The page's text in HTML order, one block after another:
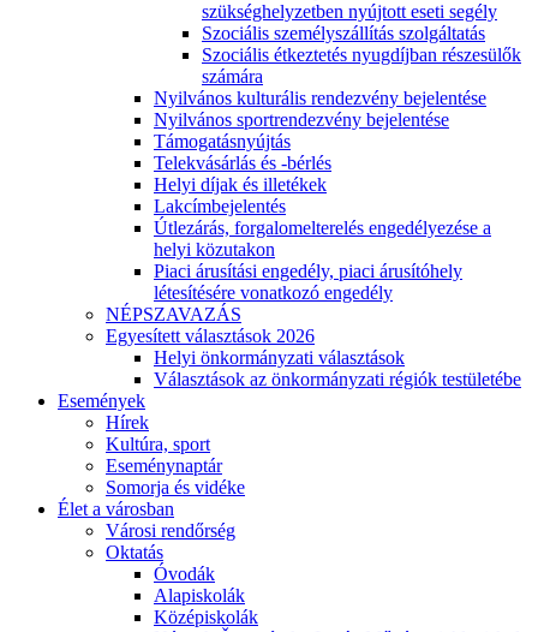
szükséghelyzetben nyújtott eseti segély
Szociális személyszállítás szolgáltatás
Szociális étkeztetés nyugdíjban részesülők
számára
Nyilvános kulturális rendezvény bejelentése
Nyilvános sportrendezvény bejelentése
Támogatásnyújtás
Telekvásárlás és -bérlés
Helyi díjak és illetékek
Lakcímbejelentés
Útlezárás, forgalomelterelés engedélyezése a
helyi közutakon
Piaci árusítási engedély, piaci árusítóhely
létesítésére vonatkozó engedély
NÉPSZAVAZÁS
Egyesített választások 2026
Helyi önkormányzati választások
Választások az önkormányzati régiók testületébe
Események
Hírek
Kultúra, sport
Eseménynaptár
Somorja és vidéke
Élet a városban
Városi rendőrség
Oktatás
Óvodák
Alapiskolák
Középiskolák